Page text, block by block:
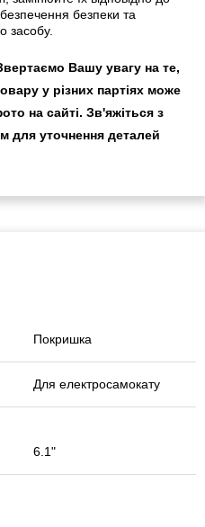
безпеки та
засобу.
Вашу увагу на те,
у різних партіях може
на сайті. Зв'яжіться з
для уточнення деталей
Покришка
Для електросамокату
6.1"